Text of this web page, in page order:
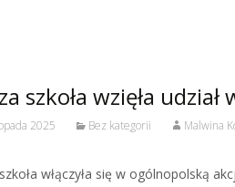
szkoła wzięła
2025 Bez kategorii Malwina
włączyła się w ogólnopolską